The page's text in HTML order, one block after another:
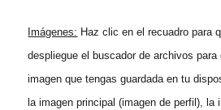
Imágenes: Haz clic en el recuadro para
despliegue el buscador de archivos
imagen que tengas guardada en tu
la imagen principal (imagen de perfil), la